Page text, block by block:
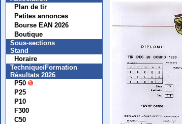
Plan de tir
Petites annonces
Bourse EAN 2026
Boutique
Sous-sections
Stand
Horaire
Technique/Formation
Résultats 2026
P50
P25
P10
F300
C50